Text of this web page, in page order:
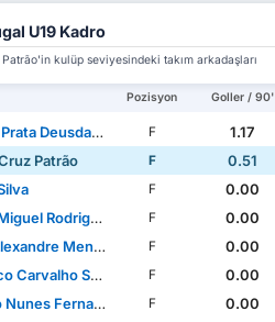
U19 Kadro
kulüp seviyesindeki takım arkadaşları
Pozisyon Goller / 90'
Deusdado Rodrigues F
1.17
Patrão
F
0.51
F
0.00
Rodrigues Vidigal
F
0.00
Mendes Miranda
F
0.00
Souza e Silva
F
0.00
Fernandes
F
0.00